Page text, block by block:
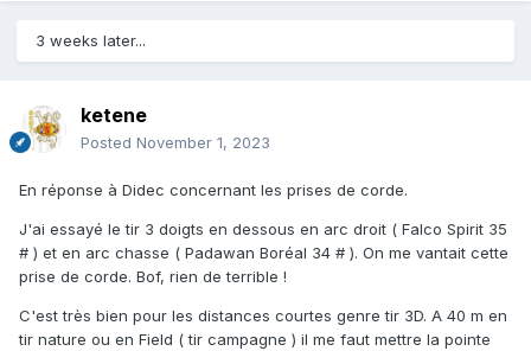
3 weeks later...
ketene
Posted November 1, 2023
En réponse à Didec concernant les prises de corde.
J'ai essayé le tir 3 doigts en dessous en arc droit ( Falco Spirit 35
# ) et en arc chasse ( Padawan Boréal 34 # ). On me vantait cette
prise de corde. Bof, rien de terrible !
C'est très bien pour les distances courtes genre tir 3D. A 40 m en
tir nature ou en Field ( tir campagne ) il me faut mettre la pointe